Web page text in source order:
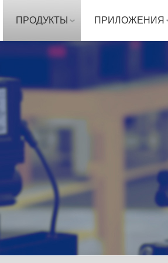
ПРОДУКТЫ ПРИЛОЖЕНИЯ